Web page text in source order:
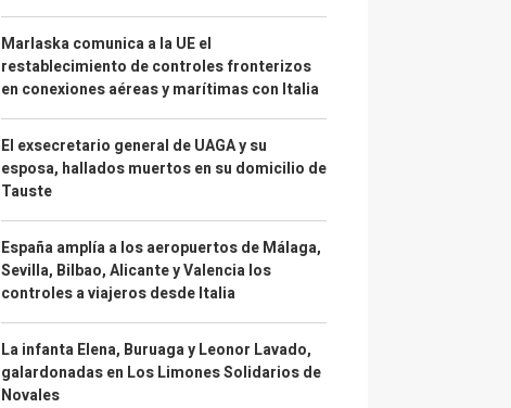
Marlaska comunica a la UE el
restablecimiento de controles fronterizos
en conexiones aéreas y marítimas con Italia
El exsecretario general de UAGA y su
esposa, hallados muertos en su domicilio de
Tauste
España amplía a los aeropuertos de Málaga,
Sevilla, Bilbao, Alicante y Valencia los
controles a viajeros desde Italia
La infanta Elena, Buruaga y Leonor Lavado,
galardonadas en Los Limones Solidarios de
Novales